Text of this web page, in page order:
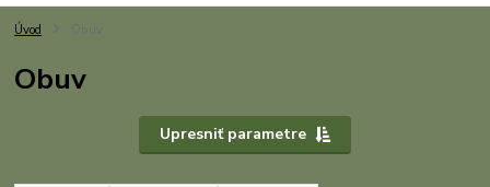
Úvod
Obuv
Upresniť parametre